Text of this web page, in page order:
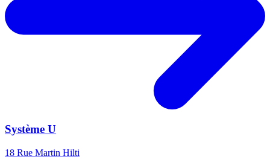
Système U
18 Rue Martin Hilti